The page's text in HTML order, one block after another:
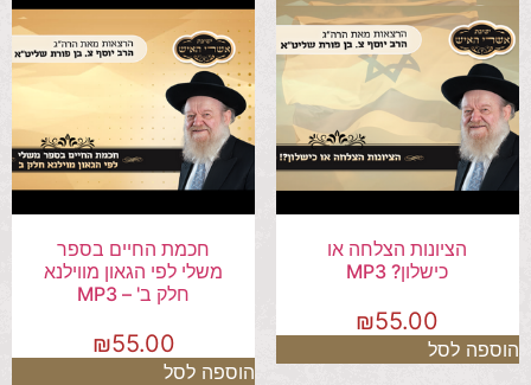
הציונות הצלחה או
כישלון? MP3
₪55.00
הוספה לסל
חכמת החיים בספר
משלי לפי הגאון מווילנא
חלק ב' – MP3
₪55.00
הוספה לסל